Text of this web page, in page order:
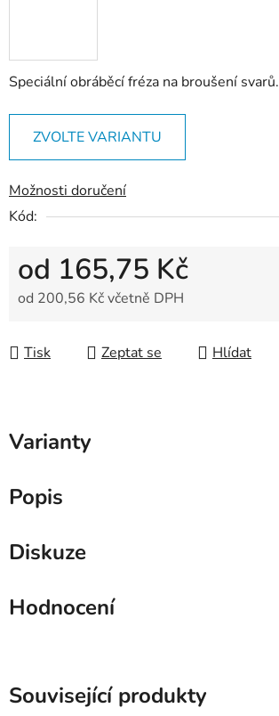
Speciální obráběcí fréza na broušení svarů.
ZVOLTE VARIANTU
Možnosti doručení
Kód:
od 165,75 Kč
od 200,56 Kčvčetně DPH
Tisk
Zeptat se Hlídat
Varianty
Popis
Diskuze
Hodnocení
Související produkty